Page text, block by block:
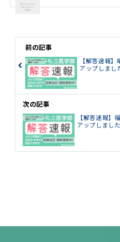
前の記事
【解答速報
アップしまし
次の記事
【解答速報】
アップしました